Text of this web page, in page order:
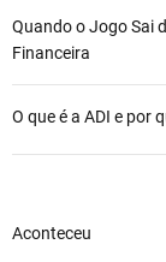
Quando o Jogo Sai
Financeira
O que é a ADI e por
Aconteceu